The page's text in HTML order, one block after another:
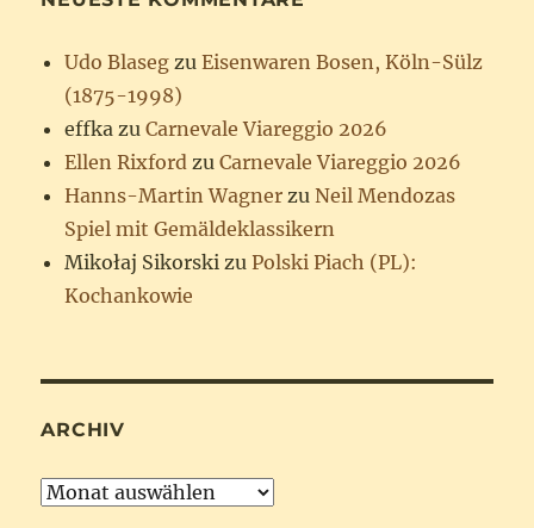
Udo Blaseg zuEisenwaren Bosen, Köln-Sülz
(1875-1998)
effka zuCarnevale Viareggio 2026
Ellen Rixford zuCarnevale Viareggio 2026
Hanns-Martin Wagner zuNeil Mendozas
Spiel mit Gemäldeklassikern
Mikołaj Sikorski zuPolski Piach (PL):
Kochankowie
ARCHIV
Archiv